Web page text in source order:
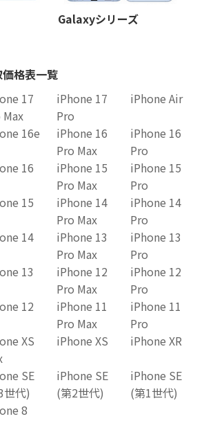
Galaxyシリーズ
格表一覧
17
Max
iPhone 17
Pro
iPhone Air
16e
iPhone 16
Pro Max
iPhone 16
Pro
16
iPhone 15
Pro Max
iPhone 15
Pro
15
iPhone 14
Pro Max
iPhone 14
Pro
14
iPhone 13
Pro Max
iPhone 13
Pro
13
iPhone 12
Pro Max
iPhone 12
Pro
12
iPhone 11
Pro Max
iPhone 11
Pro
XS
iPhone XS iPhone XR
SE
世代)
iPhone SE
(第2世代)
iPhone SE
(第1世代)
8